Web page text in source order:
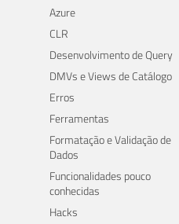
Azure
CLR
Desenvolvimento de Query
DMVs e Views de Catálogo
Erros
Ferramentas
Formatação e Validação de
Dados
Funcionalidades pouco
conhecidas
Hacks